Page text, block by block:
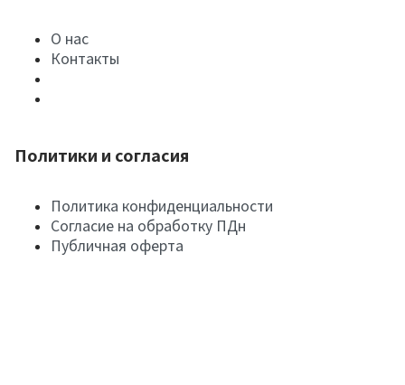
О нас
Контакты
Политики и согласия
Политика конфиденциальности
Согласие на обработку ПДн
Публичная оферта